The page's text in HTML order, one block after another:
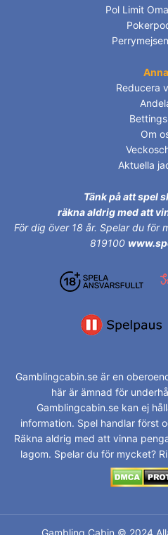
Pol Limit
Reducera
Om
Aktuella
Tänk på att spel
räkna aldrig med att
För dig över 18 år. Spelar du för
819100
Gamblingcabin.se är en
här är ämnad för
Gamblingcabin.se kan ej
information. Spel handlar först
Räkna aldrig med att vinna
lagom. Spelar du för mycket?